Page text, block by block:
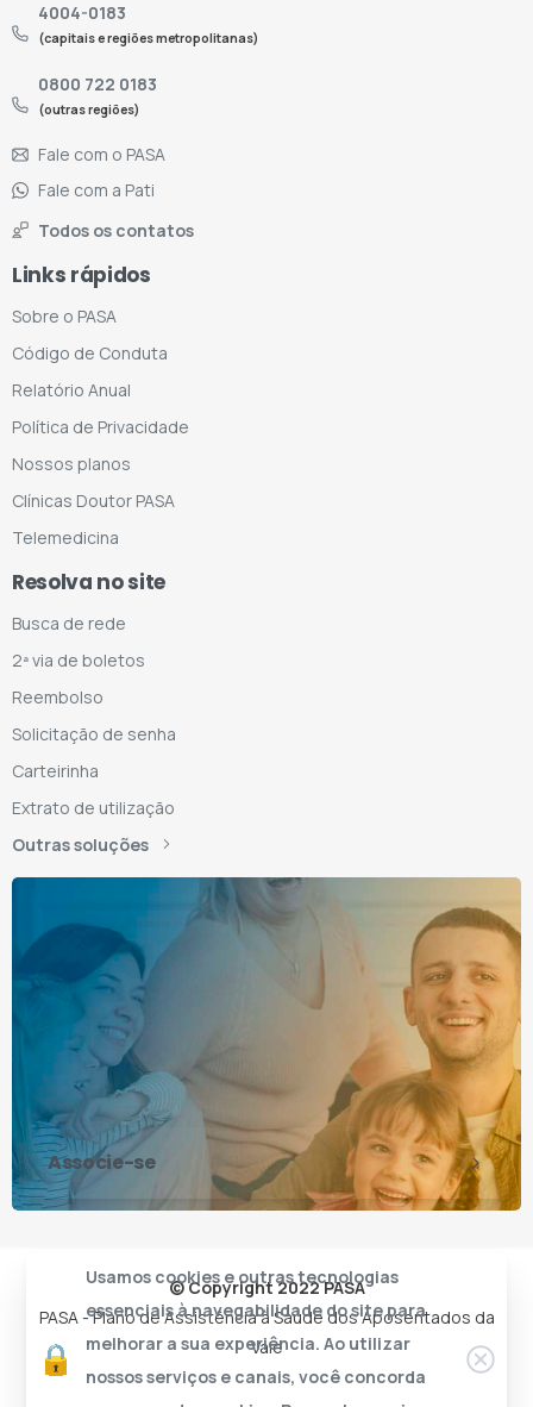
4004-0183
(capitais e regiões metropolitanas)
0800 722 0183
(outras regiões)
Fale com o PASA
Fale com a Pati
Todos os contatos
Links rápidos
Sobre o PASA
Código de Conduta
Relatório Anual
Política de Privacidade
Nossos planos
Clínicas Doutor PASA
Telemedicina
Resolva no site
Busca de rede
2ª via de boletos
Reembolso
Solicitação de senha
Carteirinha
Extrato de utilização
Outras soluções
Associe-se
© Copyright 2022 PASA
PASA - Plano de Assistência à Saúde dos Aposentados da
Vale
Usamos cookies e outras tecnologias
essenciais à navegabilidade do site para
melhorar a sua experiência. Ao utilizar
nossos serviços e canais, você concorda